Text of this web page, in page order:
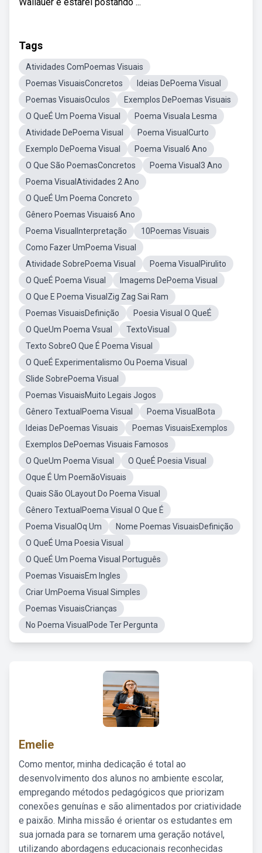
Tags
Atividades ComPoemas Visuais
Poemas VisuaisConcretos
Ideias DePoema Visual
Poemas VisuaisOculos
Exemplos DePoemas Visuais
O QueÉ Um Poema Visual
Poema Visuala Lesma
Atividade DePoema Visual
Poema VisualCurto
Exemplo DePoema Visual
Poema Visual6 Ano
O Que São PoemasConcretos
Poema Visual3 Ano
Poema VisualAtividades 2 Ano
O QueÉ Um Poema Concreto
Gênero Poemas Visuais6 Ano
Poema VisualInterpretação
10Poemas Visuais
Como Fazer UmPoema Visual
Atividade SobrePoema Visual
Poema VisualPirulito
O QueÉ Poema Visual
Imagems DePoema Visual
O Que E Poema VisualZig Zag Sai Ram
Poemas VisuaisDefinição
Poesia Visual O QueÉ
O QueUm Poema Vsual
TextoVisual
Texto SobreO Que É Poema Visual
O QueÉ Experimentalismo Ou Poema Visual
Slide SobrePoema Visual
Poemas VisuaisMuito Legais Jogos
Gênero TextualPoema Visual
Poema VisualBota
Ideias DePoemas Visuais
Poemas VisuaisExemplos
Exemplos DePoemas Visuais Famosos
O QueUm Poema Visual
O QueÉ Poesia Visual
Oque É Um PoemãoVisuais
Quais São OLayout Do Poema Visual
Gênero TextualPoema Visual O Que É
Poema VisualOq Um
Nome Poemas VisuaisDefinição
O QueÉ Uma Poesia Visual
O QueÉ Um Poema Visual Português
Poemas VisuaisEm Ingles
Criar UmPoema Visual Simples
Poemas VisuaisCrianças
No Poema VisualPode Ter Pergunta
Emelie
Como mentor, minha dedicação é total ao
desenvolvimento dos alunos no ambiente escolar,
empregando métodos pedagógicos que priorizam
conexões genuínas e são alimentados por criatividade
e paixão. Minha missão é orientar os estudantes em
sua jornada para se tornarem uma geração notável,
utilizando abordagens educacionais reconhecidas